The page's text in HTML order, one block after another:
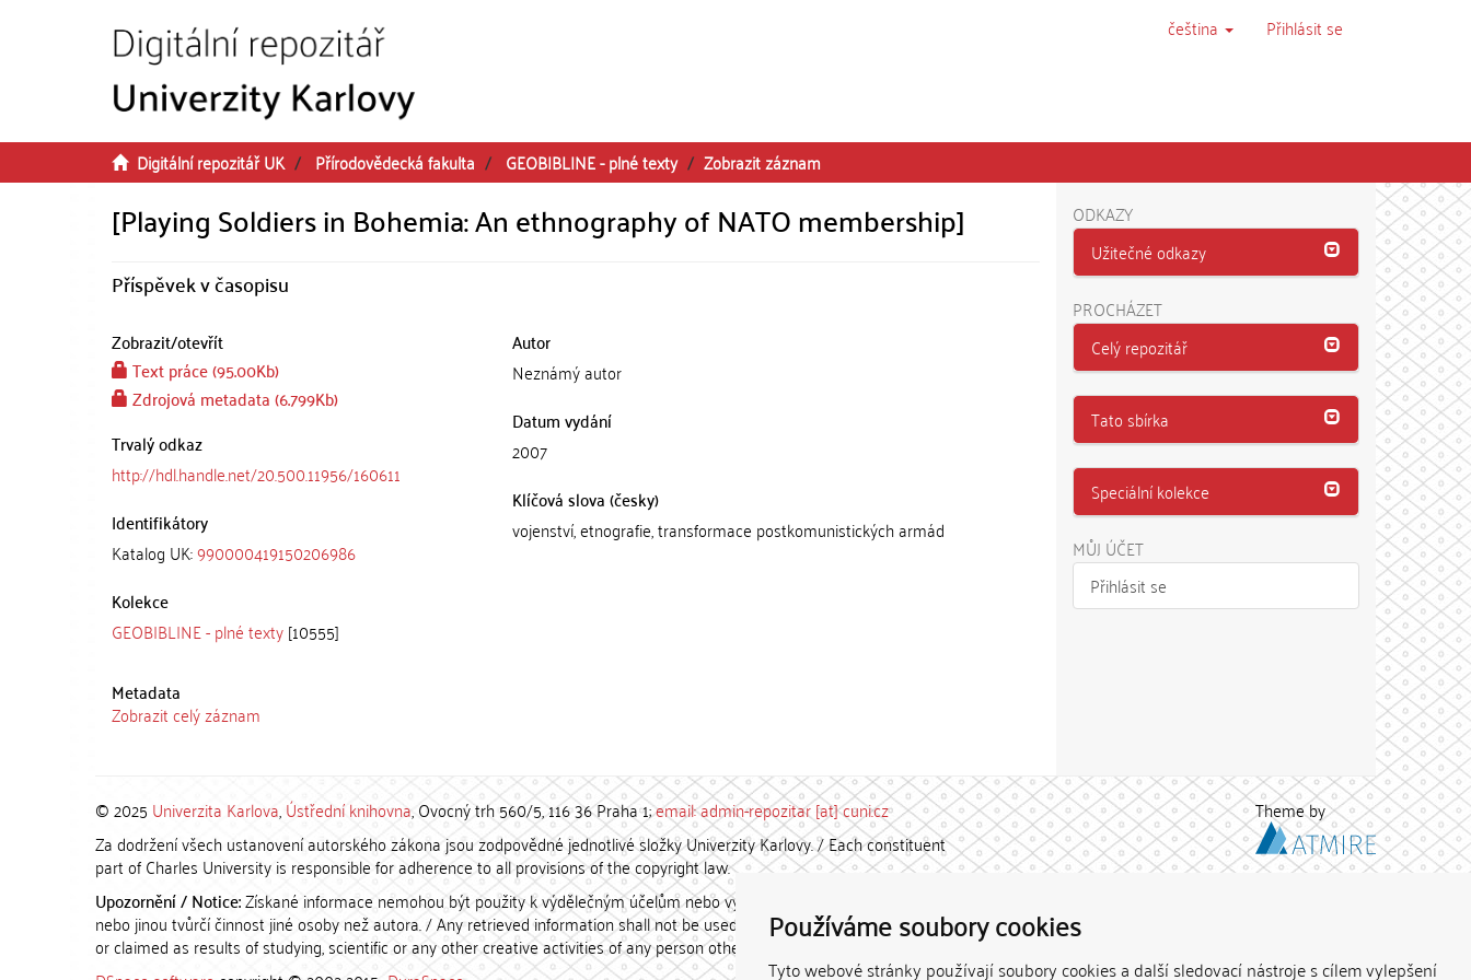
Používáme soubory cookies
Tyto webové stránky používají soubory cookies a další sledovací nástroje s cílem vylepšení
čeština Přihlásit se
Digitální repozitář UK Přírodovědecká fakulta GEOBIBLINE - plné texty Zobrazit záznam
[Playing Soldiers in Bohemia: An ethnography of NATO membership]
Příspěvek v časopisu
Zobrazit/otevřít
Text práce (95.00Kb)
Zdrojová metadata (6.799Kb)
Trvalý odkaz
http://hdl.handle.net/20.500.11956/160611
Identifikátory
Katalog UK:990000419150206986
Kolekce
GEOBIBLINE - plné texty[10555]
Autor
Neznámý autor
Datum vydání
2007
Klíčová slova (česky)
vojenství, etnografie, transformace postkomunistických armád
Metadata
Zobrazit celý záznam
ODKAZY
Užitečné odkazy
PROCHÁZET
Celý repozitář
Tato sbírka
Speciální kolekce
MŮJ ÚČET
Přihlásit se
© 2025 Univerzita Karlova,Ústřední knihovna, Ovocný trh 560/5, 116 36 Praha 1;email: admin-repozitar [at] cuni.cz
Za dodržení všech ustanovení autorského zákona jsou zodpovědné jednotlivé složky Univerzity Karlovy. / Each constituent
part of Charles University is responsible for adherence to all provisions of the copyright law.
Upozornění / Notice:Získané informace nemohou být použity k výdělečným účelům nebo vydávány za studijní, vědeckou
nebo jinou tvůrčí činnost jiné osoby než autora. / Any retrieved information shall not be used for any commercial purposes
or claimed as results of studying, scientific or any other creative activities of any person other than the author.
Theme by